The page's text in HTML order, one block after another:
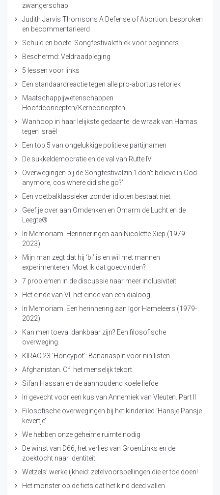
zwangerschap
Judith Jarvis Thomsons A Defense of Abortion: besproken
en becommentarieerd
Schuld en boete. Songfestivalethiek voor beginners
Beschermd: Veldraadpleging
5 lessen voor links
Een standaardreactie tegen alle pro-abortus retoriek
Maatschappijwetenschappen
Hoofdconcepten/Kernconcepten
Wanhoop in haar lelijkste gedaante: de wraak van Hamas
tegen Israël
Een top 5 van ongelukkige politieke partijnamen
De sukkeldemocratie en de val van Rutte IV
Overwegingen bij de Songfestivalzin ‘I don’t believe in God
anymore, cos where did she go?’
Een voetbalklassieker zonder idioten bestaat niet
Geef je over aan Omdenken en Omarm de Lucht en de
Leegte®
In Memoriam. Herinneringen aan Nicolette Siep (1979-
2023)
Mijn man zegt dat hij ‘bi’ is en wil met mannen
experimenteren. Moet ik dat goedvinden?
7 problemen in de discussie naar meer inclusiviteit
Het einde van VI, het einde van een dialoog
In Memoriam. Een herinnering aan Igor Hameleers (1979-
2022)
Kan men toeval dankbaar zijn? Een filosofische
overweging
KIRAC 23 ‘Honeypot’: Bananasplit voor nihilisten
Afghanistan. Of: het menselijk tekort.
Sifan Hassan en de aanhoudend koele liefde
In gevecht voor een kus van Annemiek van Vleuten. Part II
Filosofische overwegingen bij het kinderlied ‘Hansje Pansje
kevertje’
We hebben onze geheime ruimte nodig
De winst van D66, het verlies van GroenLinks en de
zoektocht naar identiteit
Wetzels’ werkelijkheid: zetelvoorspellingen die er toe doen!
Het monster op de fiets dat het kind deed vallen